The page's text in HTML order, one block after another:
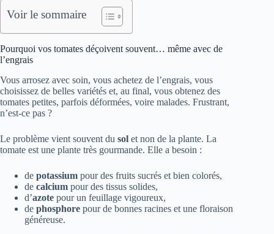
Voir le sommaire
Pourquoi vos tomates déçoivent souvent… même avec de
l’engrais
Vous arrosez avec soin, vous achetez de l’engrais, vous
choisissez de belles variétés et, au final, vous obtenez des
tomates petites, parfois déformées, voire malades. Frustrant,
n’est-ce pas ?
Le problème vient souvent du sol et non de la plante. La
tomate est une plante très gourmande. Elle a besoin :
de potassium pour des fruits sucrés et bien colorés,
de calcium pour des tissus solides,
d’azote pour un feuillage vigoureux,
de phosphore pour de bonnes racines et une floraison
généreuse.